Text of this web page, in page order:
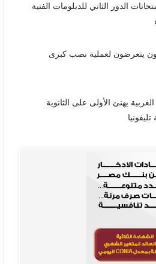
الدور الثاني للدبلومات الفنية
يتعرضون لعملية نصب كبرى
يهنئ الأولى على الثانوية
تليفونيا